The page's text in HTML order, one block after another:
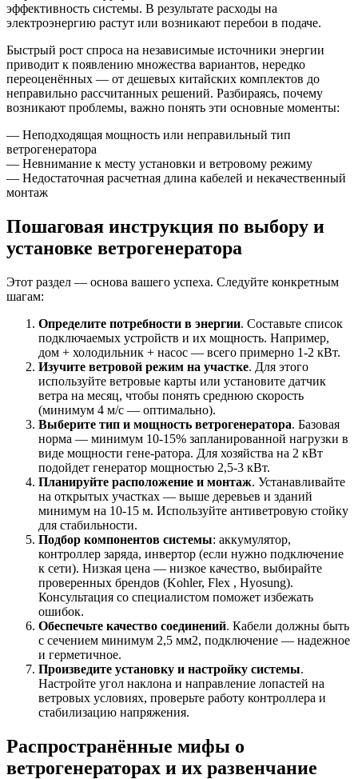
эффективность системы. В результате расходы на
электроэнергию растут или возникают перебои в подаче.
Быстрый рост спроса на независимые источники энергии
приводит к появлению множества вариантов, нередко
переоценённых — от дешевых китайских комплектов до
неправильно рассчитанных решений. Разбираясь, почему
возникают проблемы, важно понять эти основные моменты:
— Неподходящая мощность или неправильный тип
ветрогенератора
— Невнимание к месту установки и ветровому режиму
— Недостаточная расчетная длина кабелей и некачественный
монтаж
Пошаговая инструкция по выбору и
установке ветрогенератора
Этот раздел — основа вашего успеха. Следуйте конкретным
шагам:
Определите потребности в энергии. Составьте список
подключаемых устройств и их мощность. Например,
дом + холодильник + насос — всего примерно 1-2 кВт.
Изучите ветровой режим на участке. Для этого
используйте ветровые карты или установите датчик
ветра на месяц, чтобы понять среднюю скорость
(минимум 4 м/с — оптимально).
Выберите тип и мощность ветрогенератора. Базовая
норма — минимум 10-15% запланированной нагрузки в
виде мощности гене-ратора. Для хозяйства на 2 кВт
подойдет генератор мощностью 2,5-3 кВт.
Планируйте расположение и монтаж. Устанавливайте
на открытых участках — выше деревьев и зданий
минимум на 10-15 м. Используйте антиветровую стойку
для стабильности.
Подбор компонентов системы: аккумулятор,
контроллер заряда, инвертор (если нужно подключение
к сети). Низкая цена — низкое качество, выбирайте
проверенных брендов (Kohler, Flex , Hyosung).
Консультация со специалистом поможет избежать
ошибок.
Обеспечьте качество соединений. Кабели должны быть
с сечением минимум 2,5 мм2, подключение — надежное
и герметичное.
Произведите установку и настройку системы.
Настройте угол наклона и направление лопастей на
ветровых условиях, проверьте работу контроллера и
стабилизацию напряжения.
Распространённые мифы о
ветрогенераторах и их развенчание